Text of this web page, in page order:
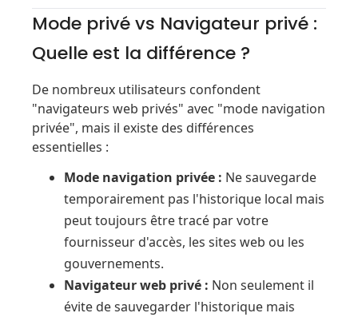
Mode privé vs Navigateur privé :
Quelle est la différence ?
De nombreux utilisateurs confondent
"navigateurs web privés" avec "mode navigation
privée", mais il existe des différences
essentielles :
Mode navigation privée : Ne sauvegarde
temporairement pas l'historique local mais
peut toujours être tracé par votre
fournisseur d'accès, les sites web ou les
gouvernements.
Navigateur web privé : Non seulement il
évite de sauvegarder l'historique mais